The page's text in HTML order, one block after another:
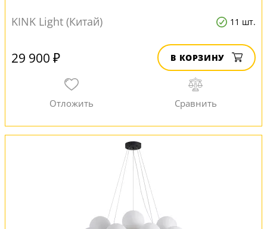
KINK Light (Китай) 11 шт.
29 900 ₽ В КОРЗИНУ